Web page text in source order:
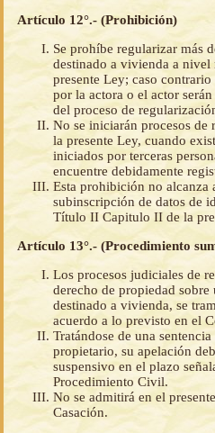
Artículo 12°.- (Prohibición)
Se prohíbe regularizar más
destinado a vivienda a nivel
presente Ley; caso
por la actora o el actor
del proceso de
No se iniciarán procesos de
la presente Ley, cuando
iniciados por terceras
encuentre debidamente
Esta prohibición no alcanza
subinscripción de datos de
Título II Capitulo II de la
Artículo 13°.- (Procedimiento
Los procesos judiciales de
derecho de propiedad
destinado a vivienda, se
acuerdo a lo previsto en el
Tratándose de una
propietario, su apelación
suspensivo en el plazo
Procedimiento Civil.
No se admitirá en el
Casación.